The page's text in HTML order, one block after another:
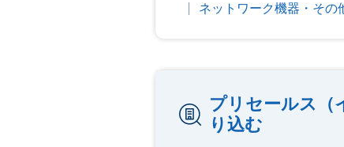
ネットワーク機器・その
プリセールス（
り込む